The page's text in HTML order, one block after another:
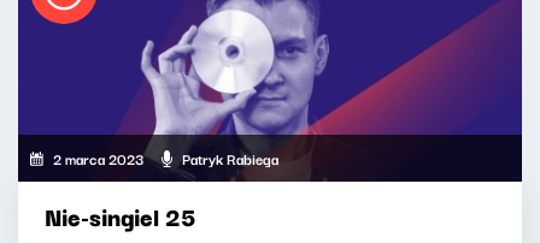
2 marca 2023 Patryk Rabiega
Nie-singiel 25